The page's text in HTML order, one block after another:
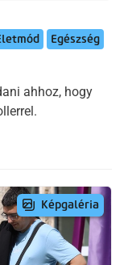
Egészség
ahhoz, hogy
Képgaléria